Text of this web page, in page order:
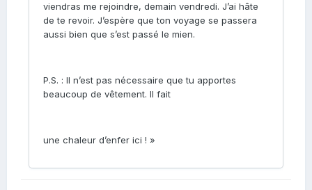
viendras me rejoindre, demain vendredi. J’ai hâte
de te revoir. J’espère que ton voyage se passera
aussi bien que s’est passé le mien.
P.S. : Il n’est pas nécessaire que tu apportes
beaucoup de vêtement. Il fait
une chaleur d’enfer ici ! »